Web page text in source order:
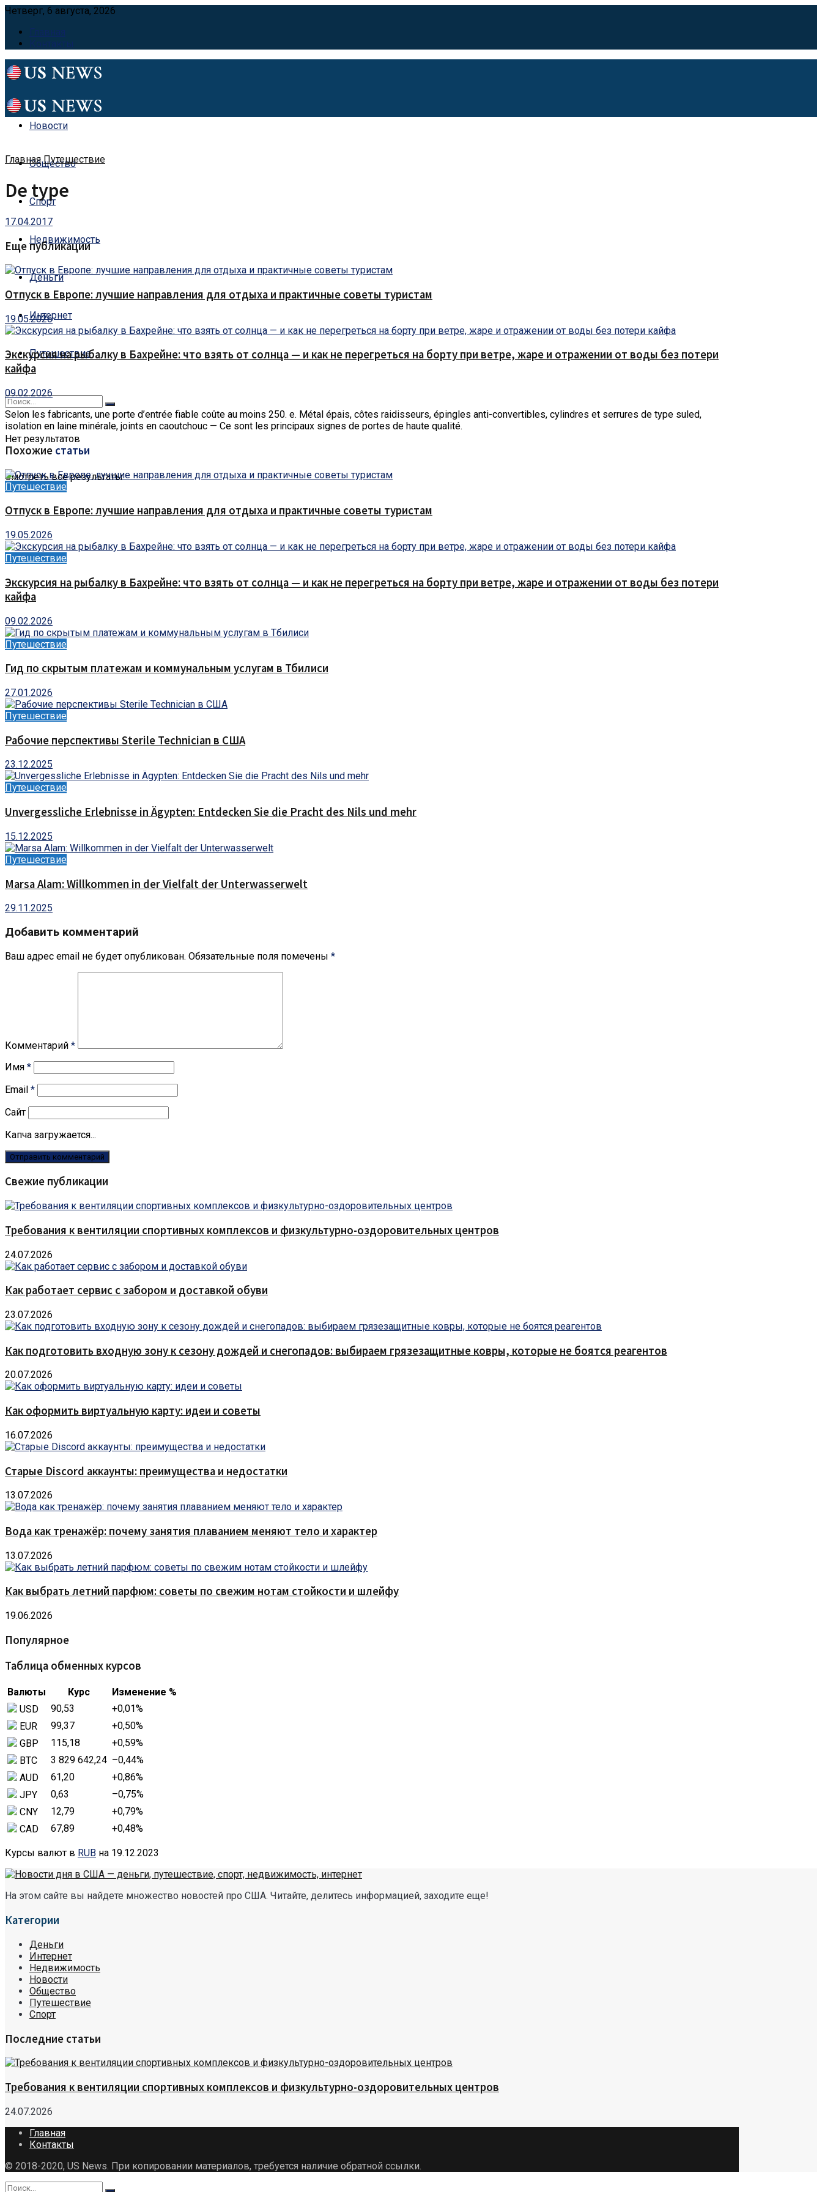
Четверг, 6 августа, 2026
Главная
Контакты
Новости
Общество
Спорт
Недвижимость
Деньги
Интернет
Путешествие
Нет результатов
Смотреть все результаты
Главная Путешествие
De type
17.04.2017
Еще публикации
Отпуск в Европе: лучшие направления для отдыха и практичные советы туристам
19.05.2026
Экскурсия на рыбалку в Бахрейне: что взять от солнца — и как не перегреться на борту при ветре, жаре и отражении от воды без потери
кайфа
09.02.2026
Selon les fabricants, une porte d’entrée fiable coûte au moins 250. e. Métal épais, côtes raidisseurs, épingles anti-convertibles, cylindres et serrures de type suled,
isolation en laine minérale, joints en caoutchouc — Ce sont les principaux signes de portes de haute qualité.
Похожие статьи
Путешествие
Отпуск в Европе: лучшие направления для отдыха и практичные советы туристам
19.05.2026
Путешествие
Экскурсия на рыбалку в Бахрейне: что взять от солнца — и как не перегреться на борту при ветре, жаре и отражении от воды без потери
кайфа
09.02.2026
Путешествие
Гид по скрытым платежам и коммунальным услугам в Тбилиси
27.01.2026
Путешествие
Рабочие перспективы Sterile Technician в США
23.12.2025
Путешествие
Unvergessliche Erlebnisse in Ägypten: Entdecken Sie die Pracht des Nils und mehr
15.12.2025
Путешествие
Marsa Alam: Willkommen in der Vielfalt der Unterwasserwelt
29.11.2025
Добавить комментарий
Ваш адрес email не будет опубликован. Обязательные поля помечены *
Комментарий *
Имя *
Email *
Сайт
Капча загружается...
Свежие публикации
Требования к вентиляции спортивных комплексов и физкультурно-оздоровительных центров
24.07.2026
Как работает сервис с забором и доставкой обуви
23.07.2026
Как подготовить входную зону к сезону дождей и снегопадов: выбираем грязезащитные ковры, которые не боятся реагентов
20.07.2026
Как оформить виртуальную карту: идеи и советы
16.07.2026
Старые Discord аккаунты: преимущества и недостатки
13.07.2026
Вода как тренажёр: почему занятия плаванием меняют тело и характер
13.07.2026
Как выбрать летний парфюм: советы по свежим нотам стойкости и шлейфу
19.06.2026
Популярное
Таблица обменных курсов
Валюты Курс
Изменение %
USD
90,53 +0,01%
EUR
99,37 +0,50%
GBP
115,18 +0,59%
BTC
3 829 642,24 –0,44%
AUD
61,20 +0,86%
JPY
0,63 –0,75%
CNY
12,79 +0,79%
CAD
67,89 +0,48%
Курсы валют в RUB на 19.12.2023
На этом сайте вы найдете множество новостей про США. Читайте, делитесь информацией, заходите еще!
Категории
Деньги
Интернет
Недвижимость
Новости
Общество
Путешествие
Спорт
Последние статьи
Требования к вентиляции спортивных комплексов и физкультурно-оздоровительных центров
24.07.2026
Главная
Контакты
© 2018-2020, US News. При копировании материалов, требуется наличие обратной ссылки.